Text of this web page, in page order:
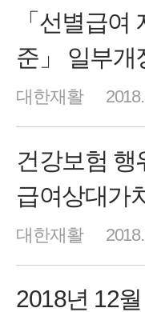
「선별급여
준」 일부개
대한재활
건강보험
급여상대가
대한재활
2018년 12